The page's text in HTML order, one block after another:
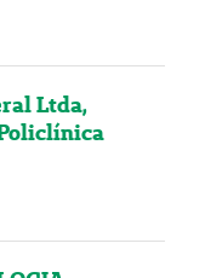
Ltda,